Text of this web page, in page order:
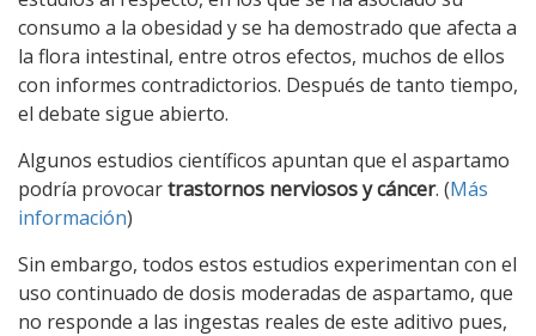
consumo a la obesidad y se ha demostrado que afecta a
la flora intestinal, entre otros efectos, muchos de ellos
con informes contradictorios. Después de tanto tiempo,
el debate sigue abierto.
Algunos estudios científicos apuntan que el aspartamo
podría provocartrastornos nerviosos y cáncer. (Más
información)
Sin embargo, todos estos estudios experimentan con el
uso continuado de dosis moderadas de aspartamo, que
no responde a las ingestas reales de este aditivo pues,